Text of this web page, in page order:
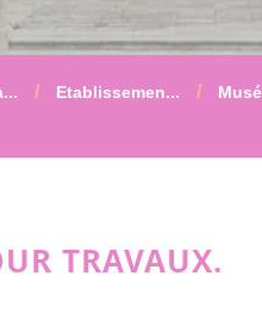
Etablissemen...
TRAVAUX.